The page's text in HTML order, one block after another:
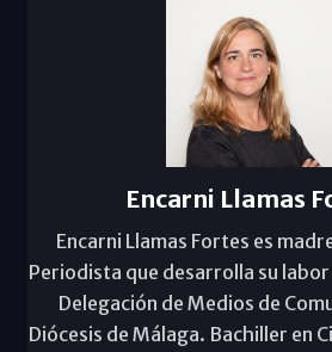
Encarni Llamas
Encarni Llamas Fortes es
Periodista que desarrolla su
Delegación de Medios de
Diócesis de Málaga. Bachiller en